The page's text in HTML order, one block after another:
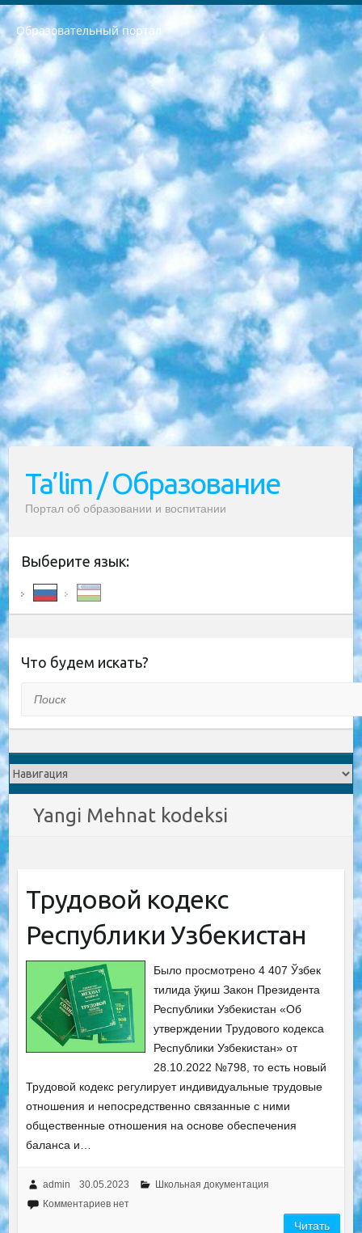
Образовательный портал
РЕСПУБЛИКА УЗБЕКИСТАН МИНИСТРЕРСТВО ДОШКОЛЬНОГО И ШКОЛЬНОГО ОБРАЗОВАНИЯ КОМАНДА в общеобразовательных учреждениях в 2023-2024 учебном году организация и проведение итоговой государственной аттестации обучающихся о Министра дошкольного и школьного образования Республики Узбекистан от 4 марта 2008 года (постановлением Минюста от 20 марта 2008 года № 1778 государственной регистрации) «Итоговое состояние учащихся общего среднего образования на основании положения об утверждении положения об аттестации общего среднего образования выпускной экзамен студентов в образовательных учреждениях в 2023-2024 учебном году В целях организации и прохождения аттестации приказываю: 1. Следующее: перечень предметов, по которым будет проводиться итоговая государственная аттестация и экзамен формы перевода согласно приложению 1; сертификаты международного образца, оценивающие уровень владения иностранными языками перечень согласно приложению 2; 2. Педагогический при специализированных образовательных учреждениях. научно-практический центр квалификации и международной оценки (Д.Давидова) 2024 г. До 25 марта: задания по предметам, по которым будет проводиться итоговая аттестация разработка и утверждение технических условий; итоговая аттестация на основании разработанного предметного задания разработка вопросов по предметам (устно и письменно), экзамен передача; общеобразовательные средние школы и специальные учебные заведения учащиеся выпускных классов школ и интернатов в агентской системе подготовка базы данных экзаменационных материалов и критериев оценки; перевод базы экзаменационных материалов на все языки обучения подать в Республиканский образовательный центр для изготовления; варианты экзаменов на основе разработанных контрольных материалов пусть будут поставлены задачи формирования. 3. Республиканский образовательный центр (Ш.Худайкулов) до 5 апреля 2024 года. до: база данных предоставленных экзаменационных материалов на все языки обучения перевод и экспертиза; для слепых, слабовидящих, глухих, слабослышащих и умственно отсталых детей учащиеся выпускных классов специализированных школ и школ-интернатов база данных экзаменационных материалов на всех преподаваемых языках подготовка критериев оценки; специализированные школы для умственно отсталых детей и технологии для учащихся выпускных классов школ-интернатов разработка соответствующих рекомендаций и критериев проведения ЕГЭ по естествознанию давать задания. 4. Педагогический при специализированных образовательных учреждениях. Научно-практический центр навыков и международной оценки (Д.Давидова), Республика образовательный центр (Худайкулов Ш.) итоговый государственный аттестационный экзамен ориентирован на творческое и логическое мышление при подготовке базы материалов учитывать введение заданий. 5. Следует отметить, что: сертификат государственного образца о знании общеобразовательного предмета и как минимум национальный уровень B1 по предметам на иностранных языках, указанным в Приложении 2. или международно признанный сертификат эквивалентного уровня студенты, изучающие определенный предмет, освобождаются от экзамена; по соответствующим предметам запланирована итоговая государственная аттестация за день до дня, путем жеребьевки Рабочей группой (в письменной форме по предметам, проводимым в форме) из числа сформированных вариантов выбрано 2 варианта; 2 выбранных варианта экзамена анонсированы на официальном сайте министерства и все выпускники по всей стране на основе этих вариантов проводит итоговую государственную аттестацию. 6. Государственное образование учащихся средних общеобразовательных учреждений. знания в соответствии с квалификационными требованиями, которые необходимо приобрести на основании стандартов итоговый (выпускной) контроль для 9 и 11 классов в целях тестирования Экзамены (далее – экзамены) состоят из предметов, перечисленных в приложении 1. будет сделано. 7. Экзамены пройдут с 26 мая по 15 июня 2024 г. (кроме науки физического воспитания). 8. Физическая для учащихся 9 классов общесредних образовательных учреждений. Экзамены по предмету «Образование, квалификация медицина» 1-6 мая 2024 года. сотрудники перевести под присмотр (с отклонениями в физическом или умственном развитии) специализированная школа для детей, школы-интернаты и со сколиозом школы-интернаты санаторного типа для больных детей исключены). 9. Он был слепым, слабовидящим и имел нарушения опорно-двигательного аппарата. экзамены в специализированных школах и интернатах для детей должны проводиться исходя из требований, предъявляемых к общеобразовательным учреждениям (физкультура кроме науки). 10. Специализированная школа для глухих и слабослышащих детей. и экзамены в интернатах и быть реализован в виде письменного теста по математике. 11. Специальность для умственно отсталых детей. Для 9 класса Родной язык и литературное письмо Государственный язык (язык обучения – узбекский). для неклассов) написано Математическое письмо Письменная/устная история Узбекистана Физическое воспитание практично Итоговый контроль Для 11 класса Написание родного языка и литературы (эссе) Математическое письмо Узбекский язык (обучение на узбекском языке) не посещающее общее среднее образование для учреждений)/Образовательное учреждение выбор письменный и устный Иностранный язык письменный/устный Письменная/устная история Узбекистана *По выбору студента:  Химия  Физика  Основы государственного права  География 10 бесплатных образовательных ресурсов - Мы составили подборку онлайн-проектов с интерактивными упражнениями, видеолекциями и статьями. Они помогут вам обрести новые и освежить старые знания бесплатно. 1. «ИНТУИТ» Старейшая образовательная площадка Рунета. Здесь вы найдёте сотни текстовых и видеокурсов на десятки различных тем — от программирования до психологии. Многие курсы подготовлены российскими университетами и крупными международными компаниями вроде Intel и Microsoft. Самостоятельное обучение бесплатное, но желающие могут оплатить услуги персональных наставников. 2. «Смартия» знакомит с актуальными профессиями и подсказывает, как им обучаться. Выбрав заинтересовавшую вас специальность — SMM-специалист, фотограф, веб-дизайнер или другую, — увидите список необходимых для неё умений. Чтобы вы могли освоить их самостоятельно, для каждого умения площадка отображает подборку ссылок на учебные материалы. Хотя «Смартия» ориентируется на русскоязычную аудиторию, часть контента всё же доступна только на английском. 3. «Лекторий Физтеха» Проект Московского физико-технического института (Физтеха). С его помощью вы можете смотреть онлайн серии лекций, записанные на видео в этом вузе. В числе доступных предметов — физика, биология, химия, информационные технологии и другие. К некоторым лекциям администрация ресурса прилагает готовые конспекты, которые можно скачивать в PDF-формате. 4. ITMOcourses Онлайн-площадка Санкт-Петербургского национального исследовательского университета информационных технологий, механики и оптики (ИТМО). Ресурс предоставляет свободный доступ к курсам, разработанным в этом вузе. Каталог материалов разбит на четыре категории: «Оптические системы и технологии», «Приборостроение и робототехника», «Информационные технологии» и «Биотехнологии». Курсы состоят из видеолекций, интерактивных демонстраций и заданий. 5. «КиберЛенинка» Электронная научная библиотека открытого доступа. Каталог площадки регулярно обрастает текстами статей из различных научных изданий. Сгруппированные по журналам и рубрикам публикации можно читать онлайн или скачивать целиком в PDF-формате. Проект нацелен на популяризацию науки за счёт открытого доступа к качественной информации. 6. «ПостНаука» На этом ресурсе публикуют подборки видеолекций, составленные экспертами из разных отраслей и объединённые общими темами. Среди них, к примеру, есть серии «Биоинформатика и геномика», «Культура средневековой Скандинавии» и Cinema Studies о теории кино. Каждая подборка лекций — логически связанная история, рассказанная экспертом от первого лица. Кроме того, на сайте появляются научно-образовательные статьи и тесты на разные темы. 7. «Newочём» Команда проекта «Newочём» отбирает самые интересные тексты из англоязычных СМИ и переводит те из них, за которые голосуют участники сообщества «ВКонтакте». По большей части это научно-популярные статьи. Редакторы придумывают лишь заголовки, в остальном содержание переводов соответствует оригиналам. Полные тексты можно читать прямо в социальной сети. 8. InternetUrok Онлайн-база материалов по основным дисциплинам школьной программы. Информация на сайте структурирована по классам, предметам и темам (урокам). Каждый урок состоит из видеолекций и конспектов. Есть также интерактивные тренажёры и тесты для закрепления пройденного материала. Даже если вы давно окончили школу, возможность повторить программу старших классов всегда может пригодиться. 9. Edutainme Ещё один ресурс об образовании. В отличие от Newtonew, как мне кажется, Edutainme больше ориентируется на представителей индустрии: педагогов, предпринимателей, разработчиков образовательных проектов. Но и любой, кто просто стремится к саморазвитию, найдёт на сайте много полезного и интересного для себя. Например, информацию о новых курсах и образовательных сервисах. 10. Newtonew Онлайн-медиа об образовании и обучении в широком смысле. Авторы Newtonew пишут об инструментах, заведениях, тактиках и стратегиях, которые помогают учить других и получать новые знания самостоятельно. На этой площадке вы найдёте новости, обзоры, аналитические мат
Ta’lim / Образование
Портал об образовании и воспитании
Выберите язык:
Что будем искать?
Yangi Mehnat kodeksi
Трудовой кодекс
Республики Узбекистан
Было просмотрено 4 407 Ўзбек
тилида ўқиш Закон Президента
Республики Узбекистан «Об
утверждении Трудового кодекса
Республики Узбекистан» от
28.10.2022 №798, то есть новый
Трудовой кодекс регулирует индивидуальные трудовые
отношения и непосредственно связанные с ними
общественные отношения на основе обеспечения
баланса и…
admin 30.05.2023
Школьная документация
Комментариев нет
Читать